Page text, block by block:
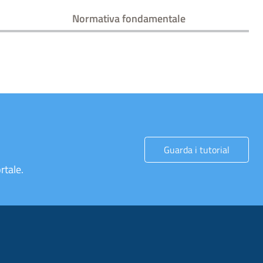
Normativa fondamentale
Guarda i tutorial